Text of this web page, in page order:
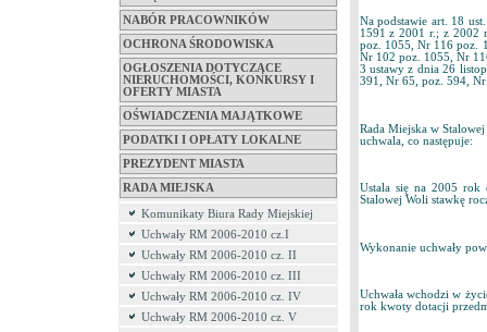
NABÓR PRACOWNIKÓW
OCHRONA ŚRODOWISKA
OGŁOSZENIA DOTYCZĄCE
NIERUCHOMOŚCI, KONKURSY I
OFERTY MIASTA
OŚWIADCZENIA MAJĄTKOWE
PODATKI I OPŁATY LOKALNE
PREZYDENT MIASTA
RADA MIEJSKA
Komunikaty Biura Rady Miejskiej
Uchwały RM 2006-2010 cz.I
Uchwały RM 2006-2010 cz. II
Uchwały RM 2006-2010 cz. III
Uchwały RM 2006-2010 cz. IV
Uchwały RM 2006-2010 cz. V
Na podstawie art. 18
1591 z 2001 r.; z 2002
poz. 1055, Nr 116 poz.
Nr 102 poz. 1055, Nr
3 ustawy z dnia 26
391, Nr 65, poz. 594,
Rada Miejska w
uchwala, co następuje:
Ustala się na 2005 rok
Stalowej Woli stawkę
Wykonanie uchwały
Uchwała wchodzi w
rok kwoty dotacji